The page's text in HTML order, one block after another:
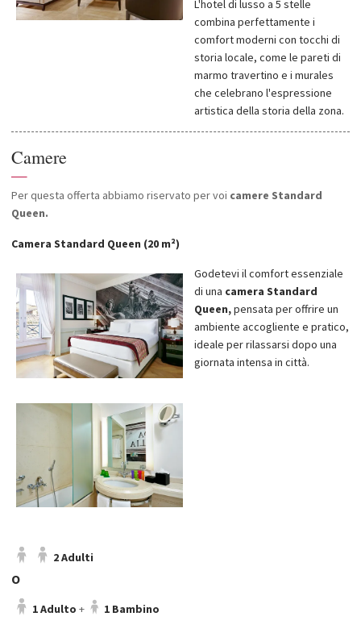
L'hotel di lusso a 5 stelle
combina perfettamente i
comfort moderni con tocchi di
storia locale, come le pareti di
marmo travertino e i murales
che celebrano l'espressione
artistica della storia della zona.
Camere
—
Per questa offerta abbiamo riservato per voi camere Standard
Queen.
Camera Standard Queen (20 m²)
Godetevi il comfort essenziale
di una camera Standard
Queen,pensata per offrire un
ambiente accogliente e pratico,
ideale per rilassarsi dopo una
giornata intensa in città.
2 Adulti
O
1 Adulto + 1 Bambino